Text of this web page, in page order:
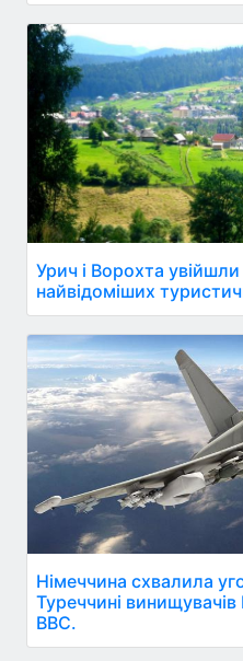
Урич і Ворохта
найвідоміших
Німеччина схвалила
Туреччині
ВВС.